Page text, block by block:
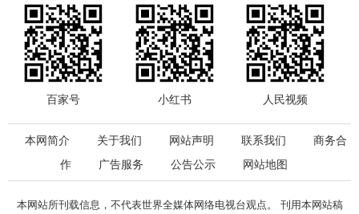
百家号 小红书 人民视频
本网简介 关于我们 网站声明 联系我们
商务合
作
广告服务 公告公示 网站地图
本网站所刊载信息，不代表世界全媒体网络电视台观点。 刊用本网站稿